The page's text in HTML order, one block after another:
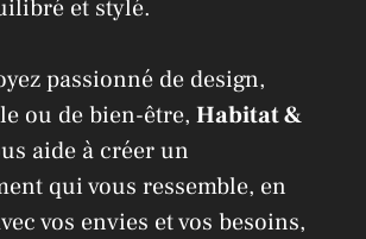
et stylé.
passionné de design,
ou de bien-être, Habitat &
aide à créer un
qui vous ressemble, en
vos envies et vos besoins,